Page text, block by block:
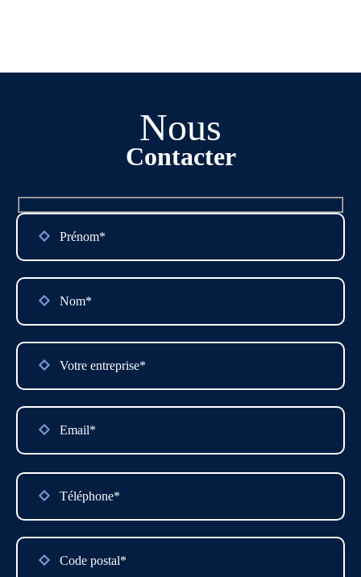
Nous
Contacter
Please
leave
field
empty.